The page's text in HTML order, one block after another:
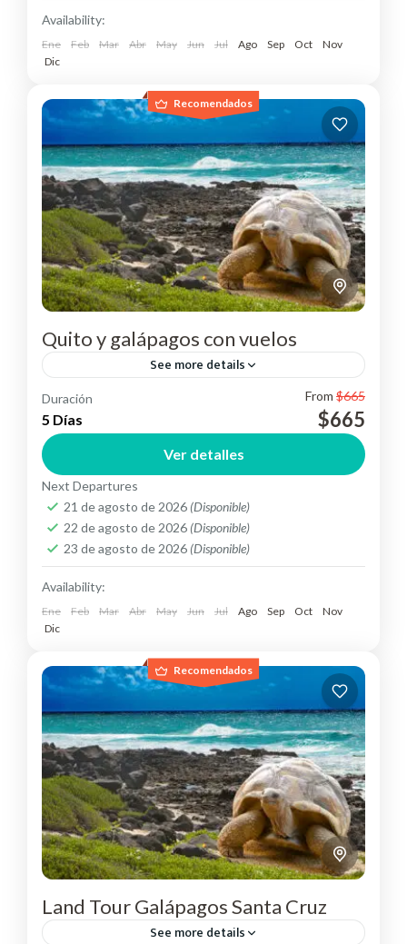
Availability:
Ene Feb Mar Abr May Jun Jul Ago Sep Oct
Nov
Dic
Recomendados
Quito y galápagos con vuelos
See more details
Conoce la capital ecuatoriana y sus islas
encantadas "Galápagos".
Medium
2 People
Duración
5 Días
From $665
$665
Ver detalles
Next Departures
21 de agosto de 2026 (Disponible)
22 de agosto de 2026 (Disponible)
23 de agosto de 2026 (Disponible)
Availability:
Ene Feb Mar Abr May Jun Jul Ago Sep Oct
Nov
Dic
Recomendados
Land Tour Galápagos Santa Cruz
See more details